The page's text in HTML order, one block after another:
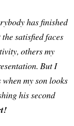
has finished
satisfied faces
others my
But I
my son looks
his second